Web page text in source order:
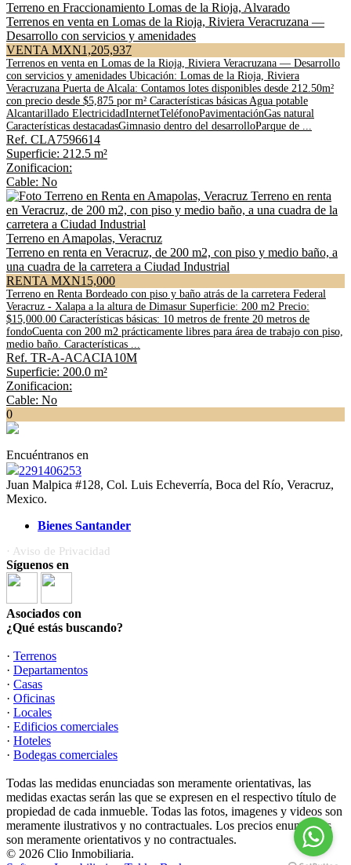
Terreno en Fraccionamiento Lomas de la Rioja, Alvarado
Terrenos en venta en Lomas de la Rioja, Riviera Veracruzana —
Desarrollo con servicios y amenidades
VENTA MXN1,205,937
Terrenos en venta en Lomas de la Rioja, Riviera Veracruzana — Desarrollo
con servicios y amenidades Ubicación: Lomas de la Rioja, Riviera
Veracruzana Puerta de Alcala: Contamos lotes disponibles desde 212.50m²
con precio desde $5,875 por m² Características básicas Agua potable
Alcantarillado ElectricidadInternetTeléfonoPavimentaciónGas natural
Características destacadasGimnasio dentro del desarrolloParque de ...
Ref. CLA7596614
Superficie: 212.5 m²
Zonificacion:
Cable: No
Terreno en Amapolas, Veracruz
Terreno en renta en Veracruz, de 200 m2, con piso y medio baño, a
una cuadra de la carretera a Ciudad Industrial
RENTA MXN15,000
Terreno en Renta Bordeado con piso y baño atrás de la carretera Federal
Veracruz - Xalapa a la altura de Dimasur Superficie: 200 m2 Precio:
$15,000.00 Características básicas: 10 metros de frente 20 metros de
fondoCuenta con 200 m2 prácticamente libres para área de trabajo con piso,
medio baño. Características ...
Ref. TR-A-ACACIA10M
Superficie: 200.0 m²
Zonificacion:
Cable: No
0
Encuéntranos en
2291406253
Juan Malpica #128, Col. Luis Echeverría, Boca del Río, Veracruz,
Mexico.
Bienes Santander
· Aviso de Privacidad
Síguenos en
Asociados con
¿Qué estás buscando?
· Terrenos
· Departamentos
· Casas
· Oficinas
· Locales
· Edificios comerciales
· Hoteles
· Bodegas comerciales
Todas las medidas enunciadas son meramente orientativas, las
medidas exactas serán las que se expresen en el respectivo título de
propiedad de cada inmueble. Todas las fotos, imagenes y videos son
meramente ilustrativos y no contractuales. Los precios enunciados
son meramente orientativos y no contractuales.
© 2026 Clio Inmobiliaria.